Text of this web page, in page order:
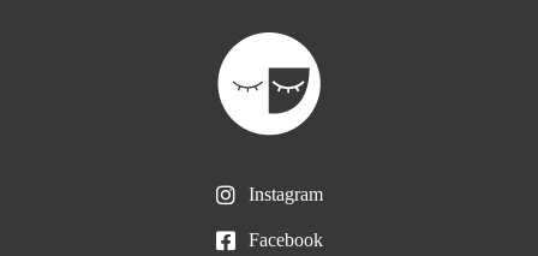
Instagram
Facebook